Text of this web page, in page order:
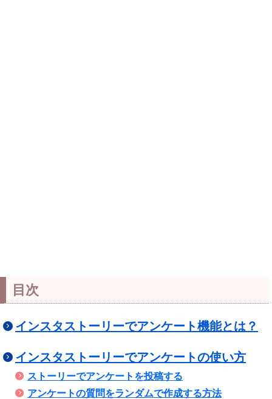
目次
インスタストーリーでアンケート機能とは？
インスタストーリーでアンケートの使い方
ストーリーでアンケートを投稿する
アンケートの質問をランダムで作成する方法